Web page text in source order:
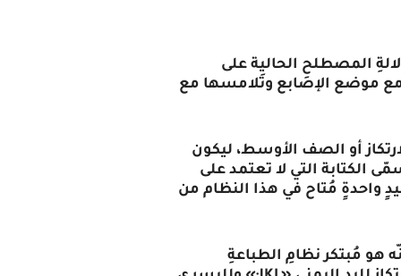
المصطلحِ الحاليِة على
مع موضع الإصابع وتلامسها مع
أو الصف الأوسط، ليكون
الكتابة التي لا تعتمد على
واحدةٍ مُتاح في هذا النظام من
هو مُبتكر نظامِ الطباعةِ